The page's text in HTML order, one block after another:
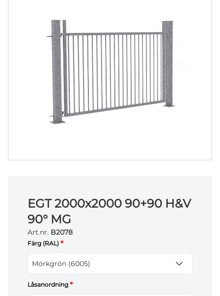
EGT 2000x2000 90+90 H&V
90° MG
Art.nr. B2078
Färg (RAL) *
Mörkgrön (6005)
Låsanordning *